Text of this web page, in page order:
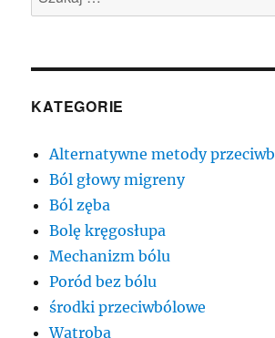
KATEGORIE
Alternatywne metody
Ból głowy migreny
Ból zęba
Bolę kręgosłupa
Mechanizm bólu
Poród bez bólu
środki przeciwbólowe
Wątroba